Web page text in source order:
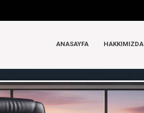
ANASAYFA HAKKIMIZDA